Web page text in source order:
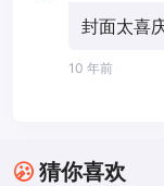
封面太喜
10 年前
猜你喜欢